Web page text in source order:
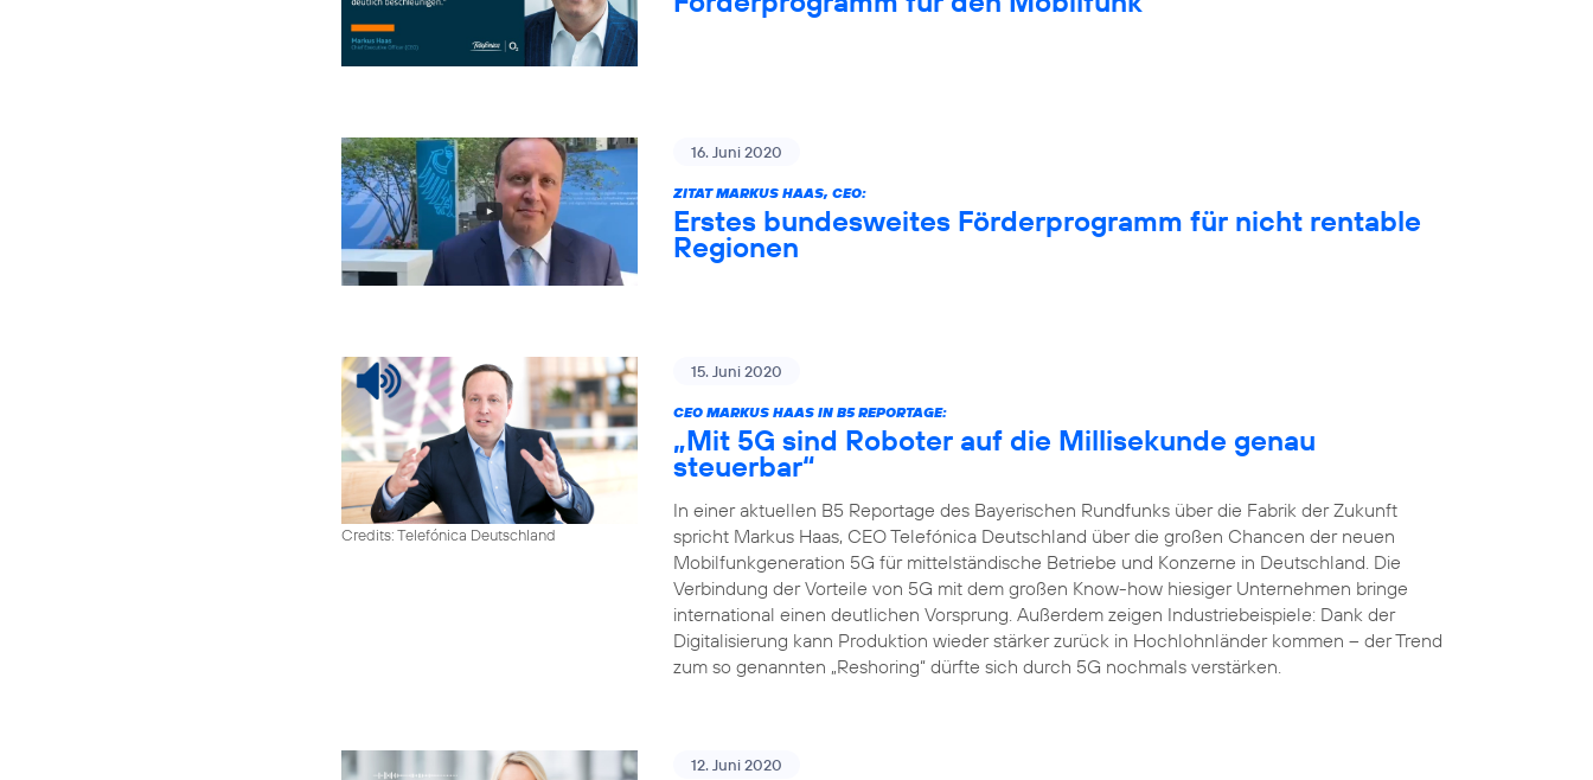
16. Juni 2020
ZITAT MARKUS HAAS, CEO:
Erstes bundesweites Förderprogramm für nicht rentable
Regionen
Credits: Telefónica Deutschland
15. Juni 2020
CEO MARKUS HAAS IN B5 REPORTAGE:
„Mit 5G sind Roboter auf die Millisekunde genau
steuerbar“
In einer aktuellen B5 Reportage des Bayerischen Rundfunks über die Fabrik der Zukunft
spricht Markus Haas, CEO Telefónica Deutschland über die großen Chancen der neuen
Mobilfunkgeneration 5G für mittelständische Betriebe und Konzerne in Deutschland. Die
Verbindung der Vorteile von 5G mit dem großen Know-how hiesiger Unternehmen bringe
international einen deutlichen Vorsprung. Außerdem zeigen Industriebeispiele: Dank der
Digitalisierung kann Produktion wieder stärker zurück in Hochlohnländer kommen – der Trend
zum so genannten „Reshoring“ dürfte sich durch 5G nochmals verstärken.
12. Juni 2020